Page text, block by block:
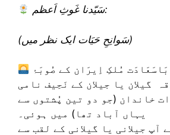
سَیّدنا غَوثِ اَعظم:
(سَوانِحِ حَیَات ایک نظر میں)
گیلان یا جیلان کے نَحِیف نامی
خاندان (جو دو تین پُشتوں سے
یہاں آباد تھا) میں ہوئی۔
آپ جیلانی یا گیلانی کے لقب سے